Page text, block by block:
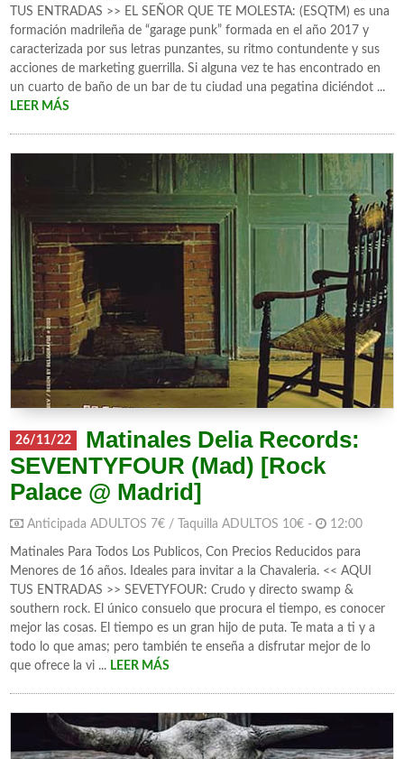
TUS ENTRADAS >> EL SEÑOR QUE TE MOLESTA: (ESQTM) es una
formación madrileña de “garage punk” formada en el año 2017 y
caracterizada por sus letras punzantes, su ritmo contundente y sus
acciones de marketing guerrilla. Si alguna vez te has encontrado en
un cuarto de baño de un bar de tu ciudad una pegatina diciéndot ...
LEER MÁS
26/11/22
Matinales Delia Records:
SEVENTYFOUR (Mad) [Rock
Palace @ Madrid]
Anticipada ADULTOS 7€ / Taquilla ADULTOS 10€ - 12:00
Matinales Para Todos Los Publicos, Con Precios Reducidos para
Menores de 16 años. Ideales para invitar a la Chavaleria. << AQUI
TUS ENTRADAS >> SEVETYFOUR: Crudo y directo swamp &
southern rock. El único consuelo que procura el tiempo, es conocer
mejor las cosas. El tiempo es un gran hijo de puta. Te mata a ti y a
todo lo que amas; pero también te enseña a disfrutar mejor de lo
que ofrece la vi ... LEER MÁS